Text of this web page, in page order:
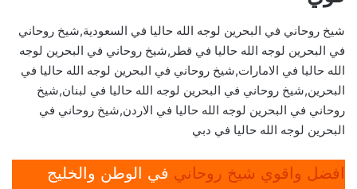
شيخ روحاني في البحرين لوجه الله حاليا في السعودية,شيخ روحاني
في البحرين لوجه الله حاليا في قطر,شيخ روحاني في البحرين لوجه
الله حاليا في الامارات,شيخ روحاني في البحرين لوجه الله حاليا في
البحرين,شيخ روحاني في البحرين لوجه الله حاليا في لبنان,شيخ
روحاني في البحرين لوجه الله حاليا في الاردن,شيخ روحاني في
البحرين لوجه الله حاليا في دبي
افضل واقوي شيخ روحاني في الوطن والخليج